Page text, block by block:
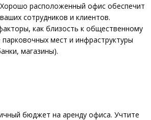
Хорошо расположенный офис обеспечит
сотрудников и клиентов.
как близость к общественному
парковочных мест и инфраструктуры
магазины).
бюджет на аренду офиса. Учтите